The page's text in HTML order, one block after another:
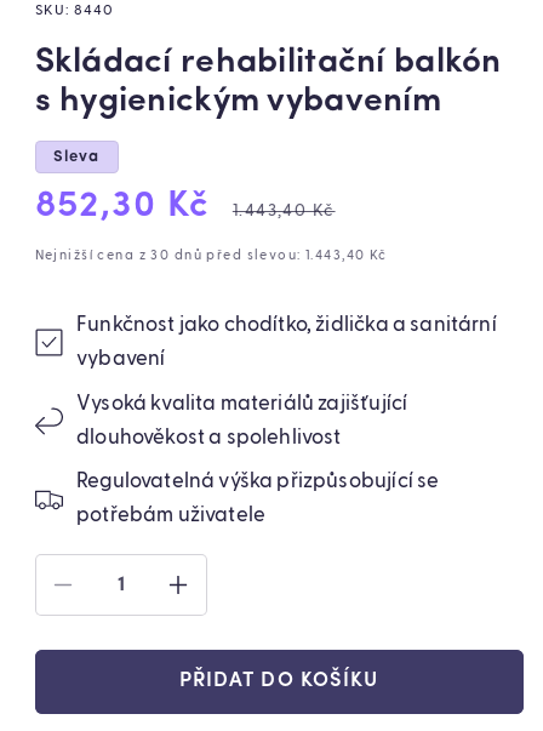
SKU:8440
Skládací rehabilitační balkón
s hygienickým vybavením
Sleva
Výprodejová
cena
852,30 Kč
Běžná
cena
1.443,40 Kč
Nejnižší cena z 30 dnů před slevou: 1.443,40 Kč
Funkčnost jako chodítko, židlička a sanitární
vybavení
Vysoká kvalita materiálů zajišťující
dlouhověkost a spolehlivost
Regulovatelná výška přizpůsobující se
potřebám uživatele
SNÍŽIT
MNOŽSTVÍ
PRODUKTU
REHABILITAČNÍ
BALKÓN
ZVÝŠIT
MNOŽSTVÍ
PRODUKTU
SKLÁDACÍ
REHABILITAČNÍ
BALKÓN
PŘIDAT DO KOŠÍKU